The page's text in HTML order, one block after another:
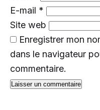
E-mail *
Site web
Enregistrer mon
dans le navigateur
commentaire.